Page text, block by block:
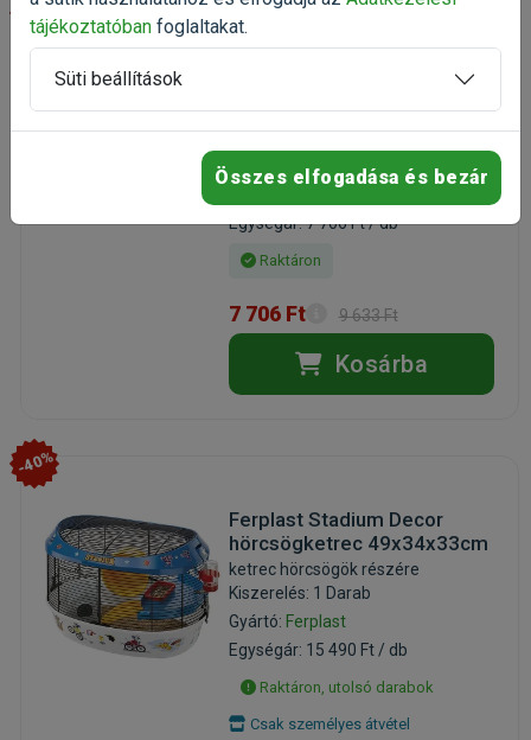
-20%
44x33x32cm
Kiszerelés: 1 Darab
Egységár: 7 706 Ft / db
Raktáron
7 706 Ft 9 633 Ft
Kosárba
-40%
Ferplast Stadium Decor
hörcsögketrec 49x34x33cm
ketrec hörcsögök részére
Kiszerelés: 1 Darab
Gyártó: Ferplast
Egységár: 15 490 Ft / db
Raktáron, utolsó darabok
Csak személyes átvétel
tájékoztatóban foglaltakat.
Süti beállítások
Összes elfogadása és bezár